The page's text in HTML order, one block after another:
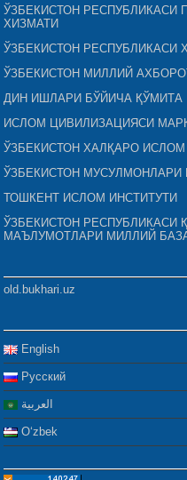
ЎЗБЕКИСТОН РЕСПУБЛИКАСИ
ХИЗМАТИ
ЎЗБЕКИСТОН РЕСПУБЛИКАСИ
ЎЗБЕКИСТОН МИЛЛИЙ
ДИН ИШЛАРИ БЎЙИЧА ҚЎМИТА
ИСЛОМ ЦИВИЛИЗАЦИЯСИ
ЎЗБЕКИСТОН ХАЛҚАРО
ЎЗБЕКИСТОН МУСУЛМОНЛАРИ
ТОШКЕНТ ИСЛОМ ИНСТИТУТИ
ЎЗБЕКИСТОН РЕСПУБЛИКАСИ
МАЪЛУМОТЛАРИ МИЛЛИЙ
old.bukhari.uz
English
Русский
العربية
Oʻzbek